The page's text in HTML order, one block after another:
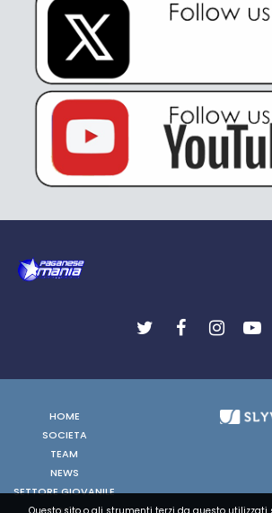
HOME
SOCIETA
TEAM
NEWS
SETTORE GIOVANILE